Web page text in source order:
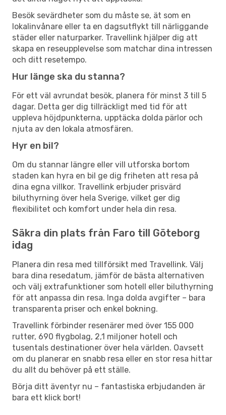
Besök sevärdheter som du måste se, ät som en
lokalinvånare eller ta en dagsutflykt till närliggande
städer eller naturparker. Travellink hjälper dig att
skapa en reseupplevelse som matchar dina intressen
och ditt resetempo.
Hur länge ska du stanna?
För ett väl avrundat besök, planera för minst 3 till 5
dagar. Detta ger dig tillräckligt med tid för att
uppleva höjdpunkterna, upptäcka dolda pärlor och
njuta av den lokala atmosfären.
Hyr en bil?
Om du stannar längre eller vill utforska bortom
staden kan hyra en bil ge dig friheten att resa på
dina egna villkor. Travellink erbjuder prisvärd
biluthyrning över hela Sverige, vilket ger dig
flexibilitet och komfort under hela din resa.
Säkra din plats från Faro till Göteborg
idag
Planera din resa med tillförsikt med Travellink. Välj
bara dina resedatum, jämför de bästa alternativen
och välj extrafunktioner som hotell eller biluthyrning
för att anpassa din resa. Inga dolda avgifter – bara
transparenta priser och enkel bokning.
Travellink förbinder resenärer med över 155 000
rutter, 690 flygbolag, 2,1 miljoner hotell och
tusentals destinationer över hela världen. Oavsett
om du planerar en snabb resa eller en stor resa hittar
du allt du behöver på ett ställe.
Börja ditt äventyr nu – fantastiska erbjudanden är
bara ett klick bort!